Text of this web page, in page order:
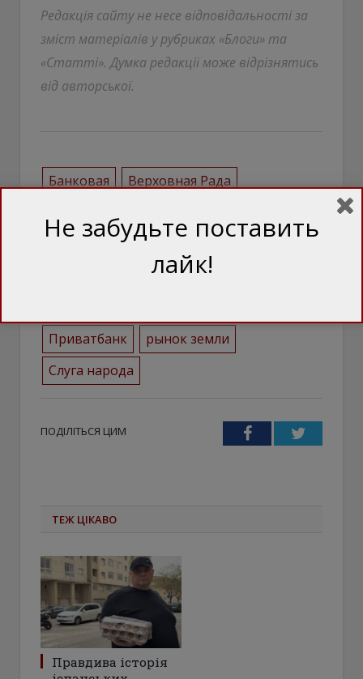
Редакція сайту не несе відповідальності за
зміст матеріалів у рубриках «Блоги» та
«Статті». Думка редакції може відрізнятись
від авторської.
Банковая
Верховная Рада
земельная реформа
Игорь Коломойский
парламент
Приватбанк
рынок земли
Слуга народа
ПОДІЛІТЬСЯ ЦИМ FacebookTwitter
ТЕЖ ЦІКАВО
Правдива історія
Не забудьте поставить
лайк!